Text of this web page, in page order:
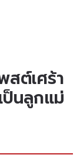
สต์เศร้า
นลูกแม่